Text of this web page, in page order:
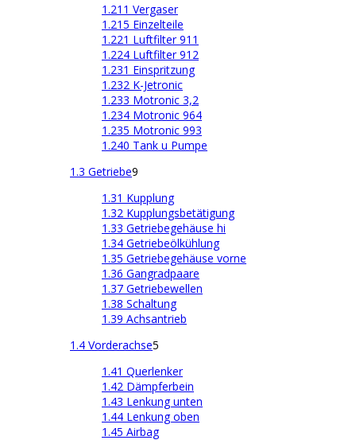
1.211 Vergaser
1.215 Einzelteile
1.221 Luftfilter 911
1.224 Luftfilter 912
1.231 Einspritzung
1.232 K-Jetronic
1.233 Motronic 3,2
1.234 Motronic 964
1.235 Motronic 993
1.240 Tank u Pumpe
1.3 Getriebe9
1.31 Kupplung
1.32 Kupplungsbetätigung
1.33 Getriebegehäuse hi
1.34 Getriebeölkühlung
1.35 Getriebegehäuse vorne
1.36 Gangradpaare
1.37 Getriebewellen
1.38 Schaltung
1.39 Achsantrieb
1.4 Vorderachse5
1.41 Querlenker
1.42 Dämpferbein
1.43 Lenkung unten
1.44 Lenkung oben
1.45 Airbag